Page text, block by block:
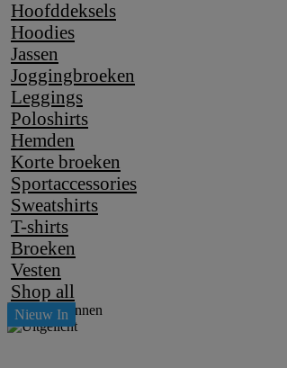
Hoofddeksels
Hoodies
Jassen
Joggingbroeken
Leggings
Poloshirts
Hemden
Korte broeken
Sportaccessories
Sweatshirts
T-shirts
Broeken
Vesten
Shop all